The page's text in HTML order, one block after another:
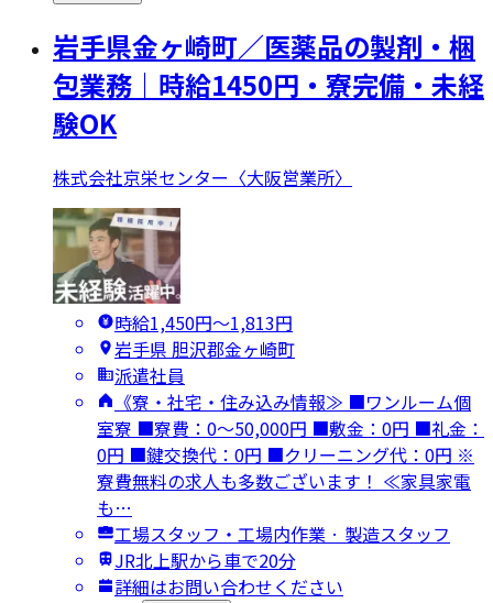
岩手県金ヶ崎町／医薬品の製剤・梱
包業務｜時給1450円・寮完備・未経
験OK
株式会社京栄センター〈大阪営業所〉
時給1,450円〜1,813円
岩手県 胆沢郡金ヶ崎町
派遣社員
《寮・社宅・住み込み情報≫ ■ワンルーム個
室寮 ■寮費：0～50,000円 ■敷金：0円 ■礼金：
0円 ■鍵交換代：0円 ■クリーニング代：0円 ※
寮費無料の求人も多数ございます！ ≪家具家電
も…
工場スタッフ・工場内作業 · 製造スタッフ
JR北上駅から車で20分
詳細はお問い合わせください